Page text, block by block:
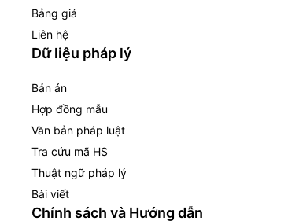
Bảng giá
Liên hệ
Dữ liệu pháp lý
Bản án
Hợp đồng mẫu
Văn bản pháp luật
Tra cứu mã HS
Thuật ngữ pháp lý
Bài viết
Chính sách và Hướng dẫn